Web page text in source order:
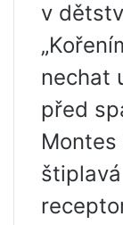
v
nechat
před
Montes